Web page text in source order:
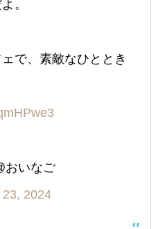
。
で、素敵なひととき
おいなご
23, 2024